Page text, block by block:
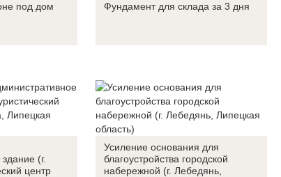
под дом Фундамент для склада за 3 дня
(г.
центр
Усиление основания для
благоустройства городской
набережной (г. Лебедянь,